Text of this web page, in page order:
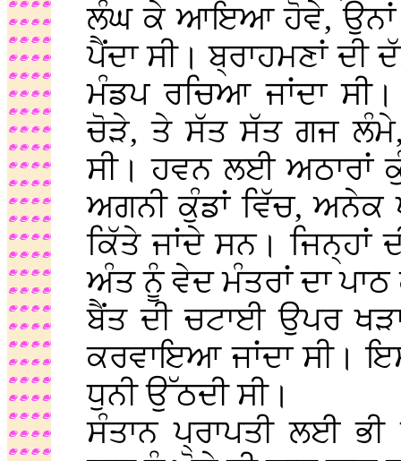
ਲੰਘ ਕੇ ਆਇਆ ਹੋਵੇ, ਉਨਾਂ
ਪੈਂਦਾ ਸੀ। ਬ੍ਰਾਹਮਣਾਂ ਦੀ
ਮੰਡਪ ਰਚਿਆ ਜਾਂਦਾ
ਚੋੜੇ, ਤੇ ਸੱਤ ਸੱਤ ਗਜ
ਸੀ। ਹਵਨ ਲਈ ਅਠਾਰਾਂ
ਅਗਨੀ ਕੁੰਡਾਂ ਵਿੱਚ,
ਕਿੱਤੇ ਜਾਂਦੇ ਸਨ। ਜਿਨ੍ਹਾਂ
ਅੰਤ ਨੂੰ ਵੇਦ ਮੰਤਰਾਂ ਦਾ
ਬੈਂਤ ਦੀ ਚਟਾਈ ਉਪਰ
ਕਰਵਾਇਆ ਜਾਂਦਾ ਸੀ।
ਧੁਨੀ ਉੱਠਦੀ ਸੀ।
ਸੰਤਾਨ ਪ੍ਰਾਪਤੀ ਲਈ